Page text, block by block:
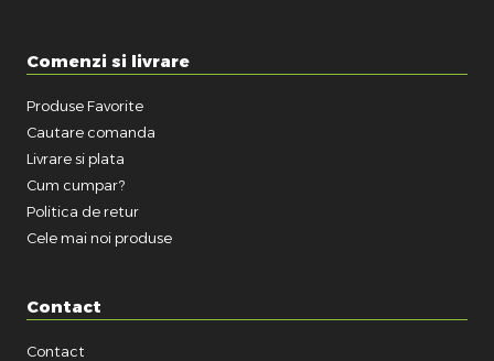
Comenzi si livrare
Produse Favorite
Cautare comanda
Livrare si plata
Cum cumpar?
Politica de retur
Cele mai noi produse
Contact
Contact